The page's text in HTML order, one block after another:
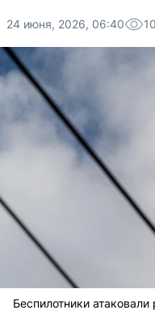
24 июня, 2026, 06:40 10
Беспилотники